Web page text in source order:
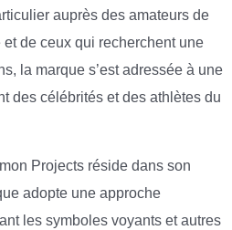
auprès des amateurs de
de ceux qui recherchent une
la marque s’est adressée à une
des célébrités et des athlètes du
Projects réside dans son
adopte une approche
les symboles voyants et autres